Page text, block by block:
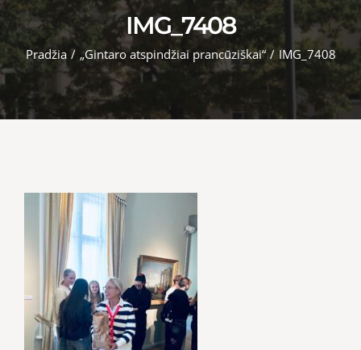
IMG_7408
Pradžia / „Gintaro atspindžiai prancūziškai“ / IMG_7408